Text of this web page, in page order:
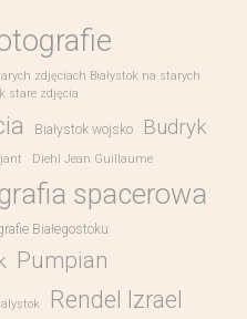
zdjęciach Białystok na starych
stare zdjęcia
Białystok wojsko Budryk
Diehl Jean Guillaume
spacerowa
Białegostoku
Pumpian
Rendel Izrael